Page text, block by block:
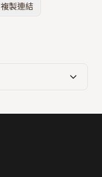
複製連結